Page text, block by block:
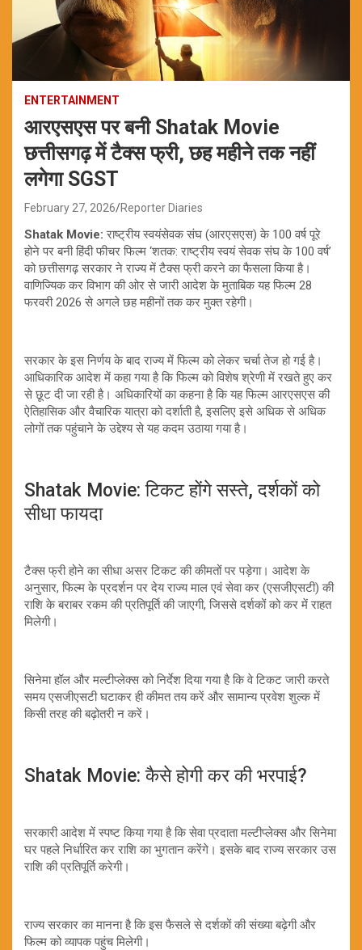
ENTERTAINMENT
आरएसएस पर बनी Shatak Movie
छत्तीसगढ़ में टैक्स फ्री, छह महीने तक नहीं
लगेगा SGST
February 27, 2026 Reporter Diaries
Shatak Movie: राष्ट्रीय स्वयंसेवक संघ (आरएसएस) के 100 वर्ष पूरे
होने पर बनी हिंदी फीचर फिल्म ‘शतक: राष्ट्रीय स्वयं सेवक संघ के 100 वर्ष’
को छत्तीसगढ़ सरकार ने राज्य में टैक्स फ्री करने का फैसला किया है।
वाणिज्यिक कर विभाग की ओर से जारी आदेश के मुताबिक यह फिल्म 28
फरवरी 2026 से अगले छह महीनों तक कर मुक्त रहेगी।
सरकार के इस निर्णय के बाद राज्य में फिल्म को लेकर चर्चा तेज हो गई है।
आधिकारिक आदेश में कहा गया है कि फिल्म को विशेष श्रेणी में रखते हुए कर
से छूट दी जा रही है। अधिकारियों का कहना है कि यह फिल्म आरएसएस की
ऐतिहासिक और वैचारिक यात्रा को दर्शाती है, इसलिए इसे अधिक से अधिक
लोगों तक पहुंचाने के उद्देश्य से यह कदम उठाया गया है।
Shatak Movie: टिकट होंगे सस्ते, दर्शकों को
सीधा फायदा
टैक्स फ्री होने का सीधा असर टिकट की कीमतों पर पड़ेगा। आदेश के
अनुसार, फिल्म के प्रदर्शन पर देय राज्य माल एवं सेवा कर (एसजीएसटी) की
राशि के बराबर रकम की प्रतिपूर्ति की जाएगी, जिससे दर्शकों को कर में राहत
मिलेगी।
सिनेमा हॉल और मल्टीप्लेक्स को निर्देश दिया गया है कि वे टिकट जारी करते
समय एसजीएसटी घटाकर ही कीमत तय करें और सामान्य प्रवेश शुल्क में
किसी तरह की बढ़ोतरी न करें।
Shatak Movie: कैसे होगी कर की भरपाई?
सरकारी आदेश में स्पष्ट किया गया है कि सेवा प्रदाता मल्टीप्लेक्स और सिनेमा
घर पहले निर्धारित कर राशि का भुगतान करेंगे। इसके बाद राज्य सरकार उस
राशि की प्रतिपूर्ति करेगी।
राज्य सरकार का मानना है कि इस फैसले से दर्शकों की संख्या बढ़ेगी और
फिल्म को व्यापक पहुंच मिलेगी।